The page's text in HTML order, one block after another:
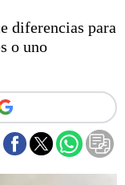
diferencias para
o uno